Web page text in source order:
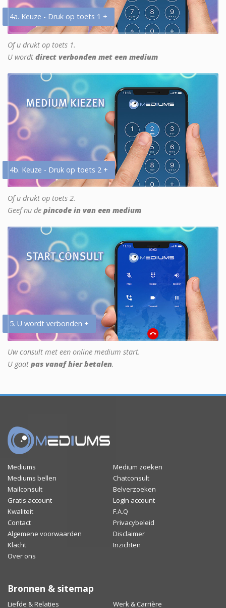
4a. Keuze - Druk op toets 1 +
Of u drukt op toets 1.
U wordt direct verbonden met een medium
4b. Keuze - Druk op toets 2 +
Of u drukt op toets 2.
Geef nu de pincode in van een medium
5. U wordt verbonden +
Uw consult met een online medium start.
U gaat pas vanaf hier betalen.
Mediums
Medium zoeken
Mediums bellen
Chatconsult
Mailconsult
Belverzoeken
Gratis account
Login account
Kwaliteit
F.A.Q
Contact
Privacybeleid
Algemene voorwaarden
Disclaimer
Klacht
Inzichten
Over ons
Bronnen & sitemap
Liefde & Relaties Werk & Carrière